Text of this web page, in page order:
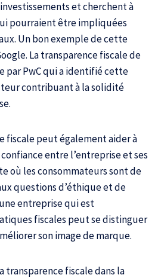
et cherchent à
pourraient être impliquées
Un bon exemple de cette
La transparence fiscale de
par PwC qui a identifié cette
contribuant à la solidité
fiscale peut également aider à
entre l’entreprise et ses
où les consommateurs sont de
questions d’éthique et de
entreprise qui est
fiscales peut se distinguer
son image de marque.
transparence fiscale dans la